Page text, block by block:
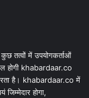
तत्वों में उपयोगकर्ताओं
होगी khabardaar.co
करता है। khabardaar.co में
होगा,